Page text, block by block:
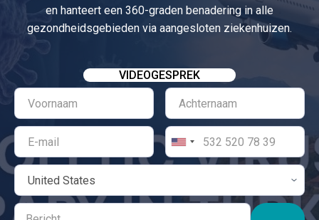
en hanteert een 360-graden benadering in alle
gezondheidsgebieden via aangesloten ziekenhuizen.
VIDEOGESPREK